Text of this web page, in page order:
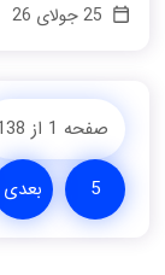
صفحه 1 از 138
5 بعدی